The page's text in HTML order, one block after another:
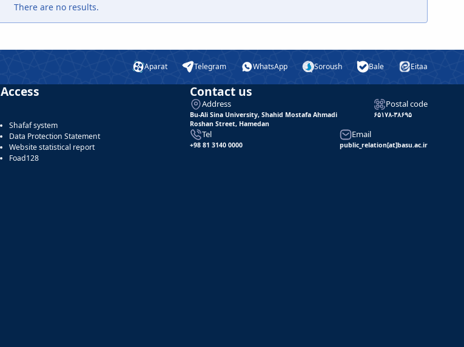
There are no results.
Aparat Telegram WhatsApp Soroush Bale Eitaa
Access
Shafaf system
Data Protection Statement
Website statistical report
Foad128
Contact us
Address
Bu-Ali Sina University, Shahid Mostafa Ahmadi
Roshan Street, Hamedan
Postal code
۶۵۱۷۸-۳۸۶۹۵
Tel
+98 81 3140 0000
Email
public_relation[at]basu.ac.ir